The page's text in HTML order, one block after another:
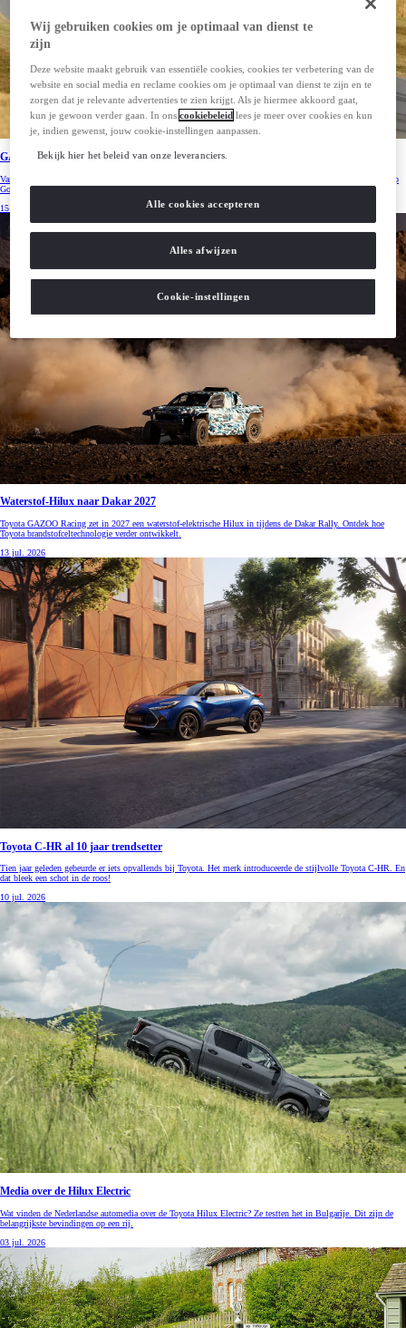
GAZOO Racing verrast op Goodwood
Van de GR GT en GR GT3 tot de GR Yaris Rally1 en Hilux BEV: GAZOO Racing zorgde voor spektakel op
Goodwood Festival of Speed 2026.
15 jul. 2026
Waterstof-Hilux naar Dakar 2027
Toyota GAZOO Racing zet in 2027 een waterstof-elektrische Hilux in tijdens de Dakar Rally. Ontdek hoe
Toyota brandstofceltechnologie verder ontwikkelt.
13 jul. 2026
Toyota C-HR al 10 jaar trendsetter
Tien jaar geleden gebeurde er iets opvallends bij Toyota. Het merk introduceerde de stijlvolle Toyota C-HR. En
dat bleek een schot in de roos!
10 jul. 2026
Media over de Hilux Electric
Wat vinden de Nederlandse automedia over de Toyota Hilux Electric? Ze testten het in Bulgarije. Dit zijn de
belangrijkste bevindingen op een rij.
03 jul. 2026
Wij gebruiken cookies om je optimaal van dienst te
zijn
Deze website maakt gebruik van essentiële cookies, cookies ter verbetering van de
website en social media en reclame cookies om je optimaal van dienst te zijn en te
zorgen dat je relevante advertenties te zien krijgt. Als je hiermee akkoord gaat,
kun je gewoon verder gaan. In onscookiebeleid lees je meer over cookies en kun
je, indien gewenst, jouw cookie-instellingen aanpassen.
Bekijk hier het beleid van onze leveranciers.
Cookie-instellingen
Alles afwijzen
Alle cookies accepteren